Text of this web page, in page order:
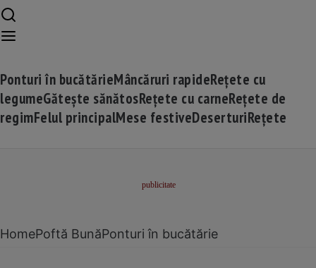
Ponturi în bucătărieMâncăruri rapideRețete cu
legumeGătește sănătosRețete cu carneRețete de
regimFelul principalMese festiveDeserturiRețete
HomePoftă BunăPonturi în bucătărie